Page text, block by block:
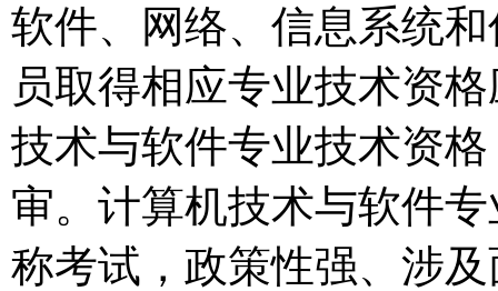
软件、网络、信息系统
员取得相应专业技术资
技术与软件专业技术资
审。计算机技术与软件
称考试，政策性强、涉